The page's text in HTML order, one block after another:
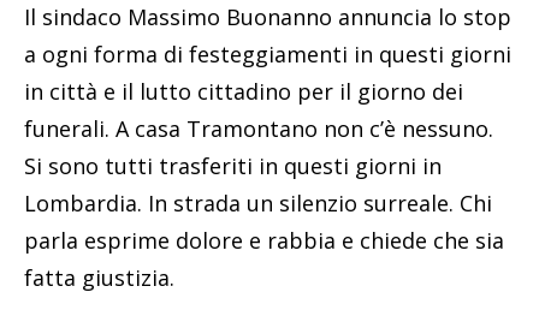
Il sindaco Massimo Buonanno annuncia lo stop
a ogni forma di festeggiamenti in questi giorni
in città e il lutto cittadino per il giorno dei
funerali. A casa Tramontano non c’è nessuno.
Si sono tutti trasferiti in questi giorni in
Lombardia. In strada un silenzio surreale. Chi
parla esprime dolore e rabbia e chiede che sia
fatta giustizia.